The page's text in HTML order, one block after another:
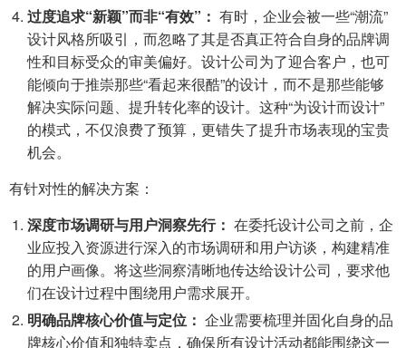
过度追求“新颖”而非“有效”： 有时，企业会被一些“潮流”
设计风格所吸引，而忽略了其是否真正符合自身的品牌调
性和目标受众的审美偏好。设计公司为了迎合客户，也可
能倾向于推崇那些“看起来很酷”的设计，而不是那些能够
解决实际问题、提升转化率的设计。这种“为设计而设计”
的模式，不仅浪费了预算，更错失了提升市场表现的宝贵
机会。
有针对性的解决方案：
深度市场调研与用户洞察先行： 在委托设计公司之前，企
业应投入资源进行深入的市场调研和用户访谈，构建精准
的用户画像。将这些洞察清晰地传达给设计公司，要求他
们在设计过程中围绕用户需求展开。
明确品牌核心价值与定位： 企业需要梳理并固化自身的品
牌核心价值和独特卖点，确保所有设计活动都能围绕这一